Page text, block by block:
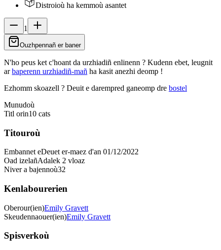
Distroioù ha kemmoù asantet
1
Ouzhpennañ er baner
N'ho peus ket c'hoant da urzhiadiñ enlinenn ? Kudenn ebet, leugnit
arbaperenn urzhiadiñ-mañ ha kasit anezhi deomp !
Ezhomm skoazell ? Deuit e darempred ganeomp dre bostel
Munudoù
Titl orin10 cats
Titouroù
Embannet eDeuet er-maez d'an 01/12/2022
Oad izelañAdalek 2 vloaz
Niver a bajennoù32
Kenlabourerien
Oberour(ien)Emily Gravett
Skeudennaouer(ien)Emily Gravett
Spisverkoù